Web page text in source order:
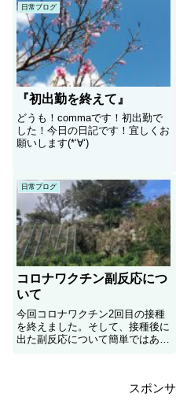
あったか！！！！本当にGoogle
さんには感謝しかないですね！！
日常ブログ
『初出勤を終えて』
どうも！commaです！初出勤で
した！今日の日記です！宜しくお
願いします(*‘∀‘)
日常ブログ
コロナワクチン副反応につ
いて
今回コロナワクチン2回目の接種
を終えました。そして、接種後に
出た副反応について簡単ではあり
スポン